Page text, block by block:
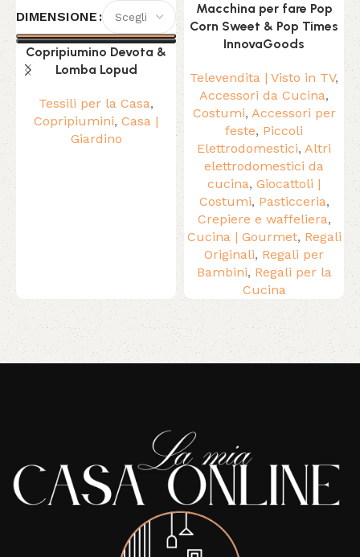
DIMENSIONE
Copripiumino Devota &
Lomba Lopud
Tessili per la Casa,
Copripiumini, Casa |
Giardino
Macchina per fare Pop
Corn Sweet & Pop Times
InnovaGoods
Televendita | Visto in TV,
Accessori da Cucina,
Costumi, Accessori per
feste, Piccoli
Elettrodomestici, Altri
elettrodomestici da
cucina, Giocattoli |
Costumi, Pasticceria,
Crepiere e waffeliera,
Cucina | Gourmet, Regali
Originali, Regali per
Bambini, Regali per la
Cucina
Read More